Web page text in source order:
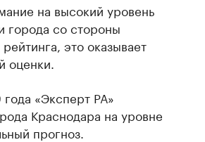
на высокий уровень
города со стороны
это оказывает
оценки.
«Эксперт РА»
Краснодара на уровне
прогноз.